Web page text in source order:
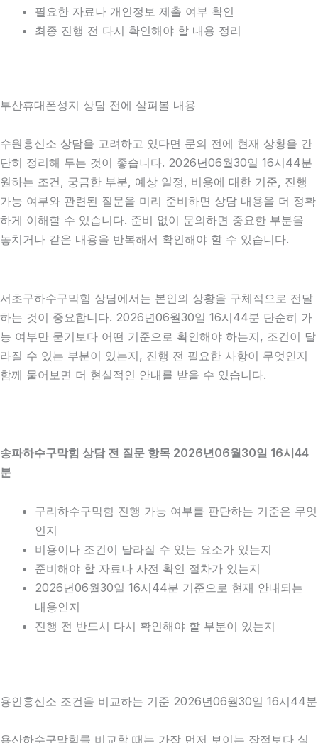
필요한 자료나 개인정보 제출 여부 확인
최종 진행 전 다시 확인해야 할 내용 정리
부산휴대폰성지 상담 전에 살펴볼 내용
수원흥신소 상담을 고려하고 있다면 문의 전에 현재 상황을 간
단히 정리해 두는 것이 좋습니다. 2026년06월30일 16시44분
원하는 조건, 궁금한 부분, 예상 일정, 비용에 대한 기준, 진행
가능 여부와 관련된 질문을 미리 준비하면 상담 내용을 더 정확
하게 이해할 수 있습니다. 준비 없이 문의하면 중요한 부분을
놓치거나 같은 내용을 반복해서 확인해야 할 수 있습니다.
서초구하수구막힘 상담에서는 본인의 상황을 구체적으로 전달
하는 것이 중요합니다. 2026년06월30일 16시44분 단순히 가
능 여부만 묻기보다 어떤 기준으로 확인해야 하는지, 조건이 달
라질 수 있는 부분이 있는지, 진행 전 필요한 사항이 무엇인지
함께 물어보면 더 현실적인 안내를 받을 수 있습니다.
송파하수구막힘 상담 전 질문 항목 2026년06월30일 16시44
분
구리하수구막힘 진행 가능 여부를 판단하는 기준은 무엇
인지
비용이나 조건이 달라질 수 있는 요소가 있는지
준비해야 할 자료나 사전 확인 절차가 있는지
2026년06월30일 16시44분 기준으로 현재 안내되는
내용인지
진행 전 반드시 다시 확인해야 할 부분이 있는지
용인흥신소 조건을 비교하는 기준 2026년06월30일 16시44분
용산하수구막힘를 비교할 때는 가장 먼저 보이는 장점보다 실